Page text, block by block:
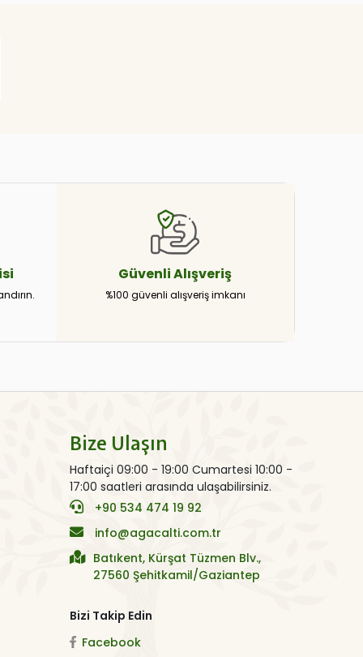
GüvenliAlışveriş
%100 güvenli alışveriş imkanı
Bize Ulaşın
Haftaiçi 09:00 - 19:00 Cumartesi 10:00 -
17:00 saatleri arasında ulaşabilirsiniz.
+90 534 474 19 92
info@agacalti.com.tr
Batıkent, Kürşat Tüzmen Blv.,
27560 Şehitkamil/Gaziantep
Bizi Takip Edin
Facebook